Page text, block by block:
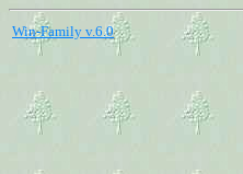
Win-Family v.6.0